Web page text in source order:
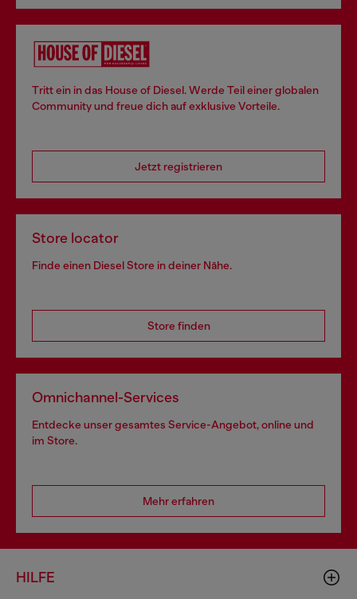
Tritt ein in das House of Diesel. Werde Teil einer globalen
Community und freue dich auf exklusive Vorteile.
Jetzt registrieren
Store locator
Finde einen Diesel Store in deiner Nähe.
Store finden
Omnichannel-Services
Entdecke unser gesamtes Service-Angebot, online und
im Store.
Mehr erfahren
HILFE